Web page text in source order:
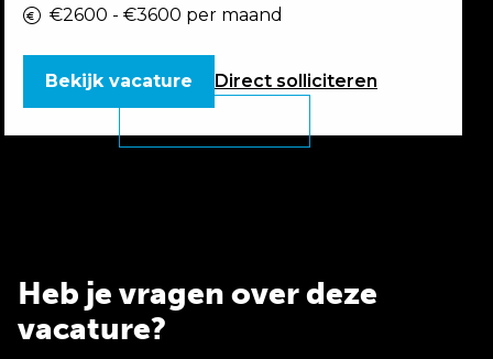
€2600 - €3600 per maand
Direct solliciteren
Bekijk vacature
Heb je vragen over deze
vacature?